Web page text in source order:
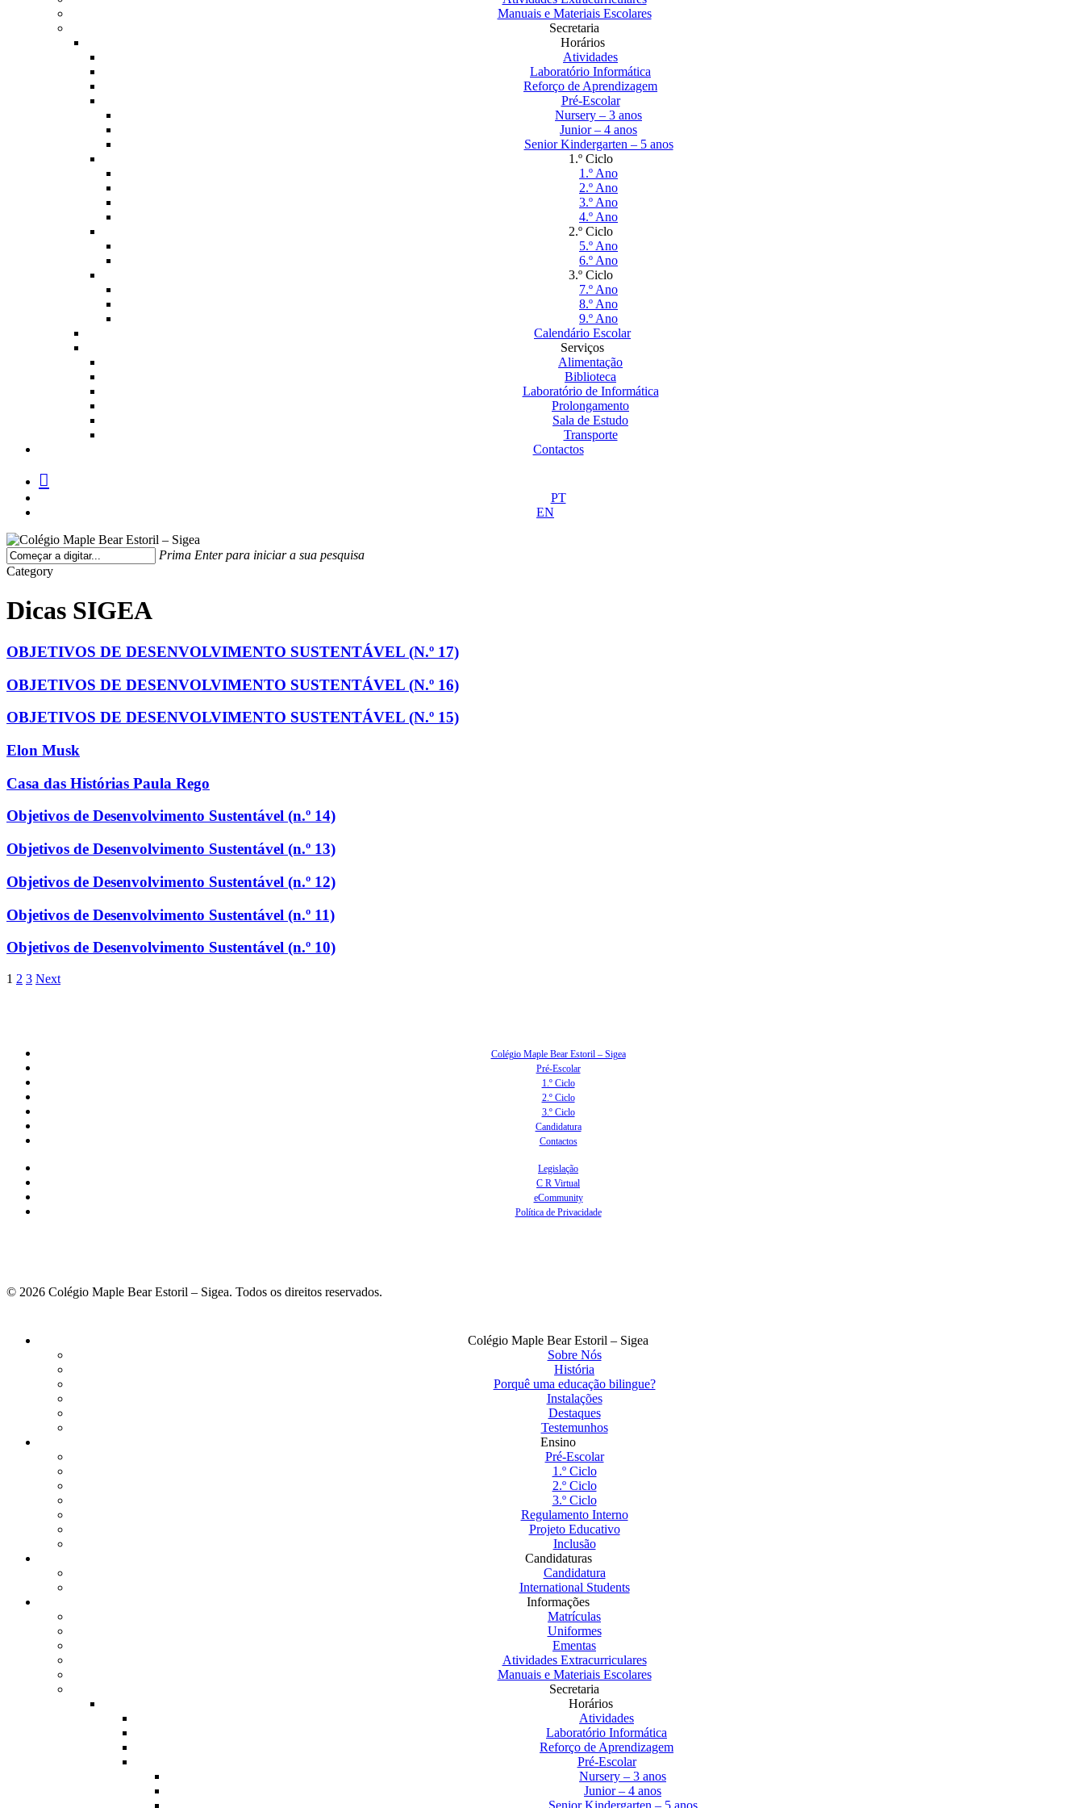
Manuais e Materiais Escolares
Secretaria
Horários
Atividades
Laboratório Informática
Reforço de Aprendizagem
Pré-Escolar
Nursery – 3 anos
Junior – 4 anos
Senior Kindergarten – 5 anos
1.º Ciclo
1.º Ano
2.º Ano
3.º Ano
4.º Ano
2.º Ciclo
5.º Ano
6.º Ano
3.º Ciclo
7.º Ano
8.º Ano
9.º Ano
Calendário Escolar
Serviços
Alimentação
Biblioteca
Laboratório de Informática
Prolongamento
Sala de Estudo
Transporte
Contactos
facebook
instagram
medium
PT
EN
Prima Enter para iniciar a sua pesquisa
Fechar
Category
Dicas SIGEA
OBJETIVOS DE DESENVOLVIMENTO SUSTENTÁVEL (N.º 17)
OBJETIVOS DE DESENVOLVIMENTO SUSTENTÁVEL (N.º 16)
OBJETIVOS DE DESENVOLVIMENTO SUSTENTÁVEL (N.º 15)
Elon Musk
Casa das Histórias Paula Rego
Objetivos de Desenvolvimento Sustentável (n.º 14)
Objetivos de Desenvolvimento Sustentável (n.º 13)
Objetivos de Desenvolvimento Sustentável (n.º 12)
Objetivos de Desenvolvimento Sustentável (n.º 11)
Objetivos de Desenvolvimento Sustentável (n.º 10)
1 2 3 Next
Colégio Maple Bear Estoril – Sigea
Pré-Escolar
1.º Ciclo
2.º Ciclo
3.º Ciclo
Candidatura
Contactos
Legislação
C R Virtual
eCommunity
Política de Privacidade
© 2026 Colégio Maple Bear Estoril – Sigea. Todos os direitos reservados.
Fechar
Colégio Maple Bear Estoril – Sigea
Sobre Nós
História
Porquê uma educação bilingue?
Instalações
Destaques
Testemunhos
Ensino
Pré-Escolar
1.º Ciclo
2.º Ciclo
3.º Ciclo
Regulamento Interno
Projeto Educativo
Inclusão
Candidaturas
Candidatura
International Students
Informações
Matrículas
Uniformes
Ementas
Atividades Extracurriculares
Manuais e Materiais Escolares
Secretaria
Horários
Atividades
Laboratório Informática
Reforço de Aprendizagem
Pré-Escolar
Nursery – 3 anos
Junior – 4 anos
Senior Kindergarten – 5 anos